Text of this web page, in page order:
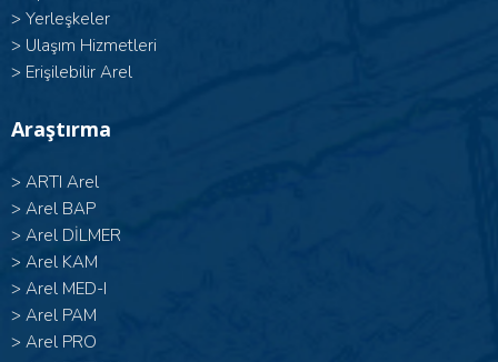
> Yerleşkeler
> Ulaşım Hizmetleri
> Erişilebilir Arel
Araştırma
> ARTI Arel
> Arel BAP
> Arel DİLMER
> Arel KAM
> Arel MED-I
> Arel PAM
> Arel PRO